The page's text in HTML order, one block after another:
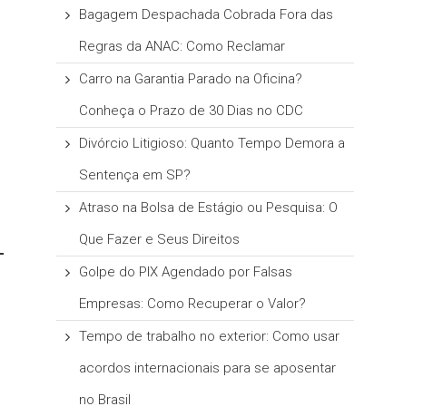
Bagagem Despachada Cobrada Fora das
Regras da ANAC: Como Reclamar
Carro na Garantia Parado na Oficina?
Conheça o Prazo de 30 Dias no CDC
Divórcio Litigioso: Quanto Tempo Demora a
Sentença em SP?
Atraso na Bolsa de Estágio ou Pesquisa: O
Que Fazer e Seus Direitos
Golpe do PIX Agendado por Falsas
Empresas: Como Recuperar o Valor?
Tempo de trabalho no exterior: Como usar
acordos internacionais para se aposentar
no Brasil